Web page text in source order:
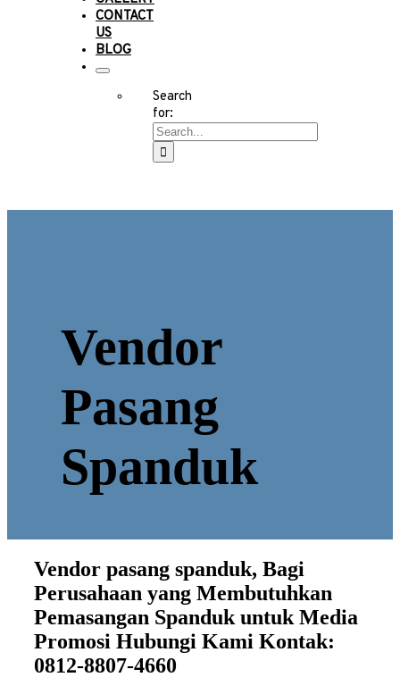
CONTACT
US
BLOG
Search
for:
Vendor
Pasang
Spanduk
Vendor pasang spanduk, Bagi
Perusahaan yang Membutuhkan
Pemasangan Spanduk untuk Media
Promosi Hubungi Kami Kontak:
0812-8807-4660